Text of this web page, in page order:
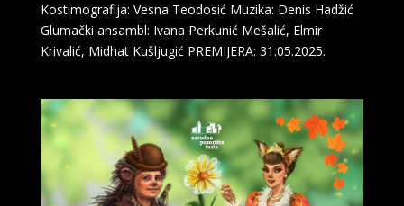
Kostimografija: Vesna Teodosić Muzika: Denis Hadžić
Glumački ansambl: Ivana Perkunić Mešalić, Elmir
Krivalić, Midhat Kušljugić PREMIJERA: 31.05.2025.